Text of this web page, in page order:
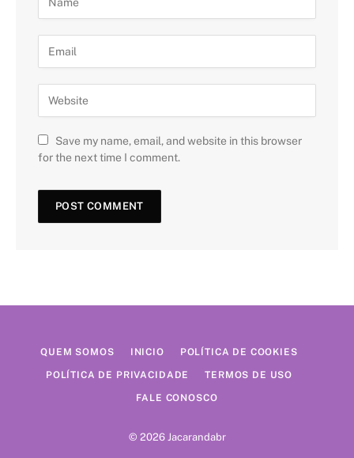
Save my name, email, and website in this browser
for the next time I comment.
QUEM SOMOS INICIO POLÍTICA DE COOKIES
POLÍTICA DE PRIVACIDADE TERMOS DE USO
FALE CONOSCO
© 2026 Jacarandabr